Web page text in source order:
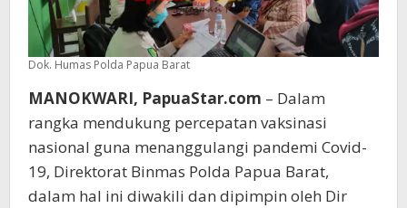
Dok. Humas Polda Papua Barat
MANOKWARI, PapuaStar.com – Dalam
rangka mendukung percepatan vaksinasi
nasional guna menanggulangi pandemi Covid-
19, Direktorat Binmas Polda Papua Barat,
dalam hal ini diwakili dan dipimpin oleh Dir